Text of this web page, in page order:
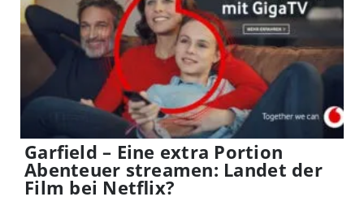
Garfield – Eine extra Portion
Abenteuer streamen: Landet der
Film bei Netflix?